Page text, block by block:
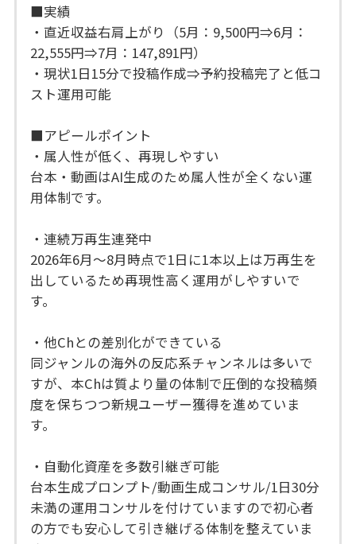
■実績
・直近収益右肩上がり（5月：9,500円⇒6月：
22,555円⇒7月：147,891円）
・現状1日15分で投稿作成⇒予約投稿完了と低コ
スト運用可能
■アピールポイント
・属人性が低く、再現しやすい
台本・動画はAI生成のため属人性が全くない運
用体制です。
・連続万再生連発中
2026年6月～8月時点で1日に1本以上は万再生を
出しているため再現性高く運用がしやすいで
す。
・他Chとの差別化ができている
同ジャンルの海外の反応系チャンネルは多いで
すが、本Chは質より量の体制で圧倒的な投稿頻
度を保ちつつ新規ユーザー獲得を進めていま
す。
・自動化資産を多数引継ぎ可能
台本生成プロンプト/動画生成コンサル/1日30分
未満の運用コンサルを付けていますので初心者
の方でも安心して引き継げる体制を整えていま